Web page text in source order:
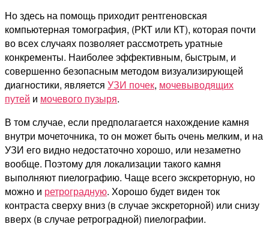
Но здесь на помощь приходит рентгеновская
компьютерная томография, (РКТ или КТ), которая почти
во всех случаях позволяет рассмотреть уратные
конкременты. Наиболее эффективным, быстрым, и
совершенно безопасным методом визуализирующей
диагностики, является УЗИ почек, мочевыводящих
путей и мочевого пузыря.
В том случае, если предполагается нахождение камня
внутри мочеточника, то он может быть очень мелким, и на
УЗИ его видно недостаточно хорошо, или незаметно
вообще. Поэтому для локализации такого камня
выполняют пиелографию. Чаще всего экскреторную, но
можно и ретроградную. Хорошо будет виден ток
контраста сверху вниз (в случае экскреторной) или снизу
вверх (в случае ретроградной) пиелографии.